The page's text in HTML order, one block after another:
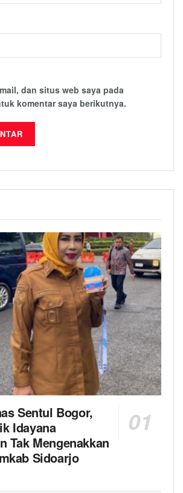
dan situs web saya pada
komentar saya berikutnya.
Sentul Bogor,
Idayana
Tak Mengenakkan
Sidoarjo